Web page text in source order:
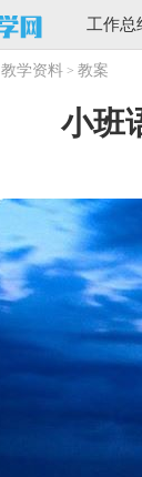
工作总
教学资料 > 教案
小班